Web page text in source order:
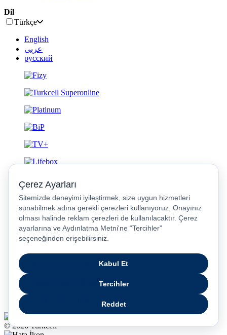
Dil
Türkçe
English
عربى
русский
© 2026 Turkcell